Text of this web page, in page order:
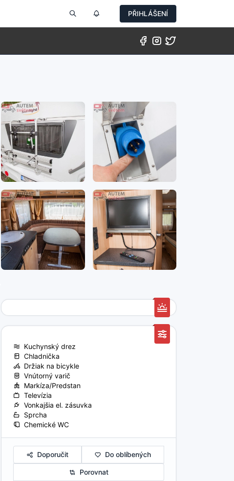
PŘIHLÁŠENÍ
Kuchynský drez
Chladnička
Držiak na bicykle
Vnútorný varič
Markíza/Predstan
Televízia
Vonkajšia el. zásuvka
Sprcha
Chemické WC
Doporučit Do oblíbených
Porovnat